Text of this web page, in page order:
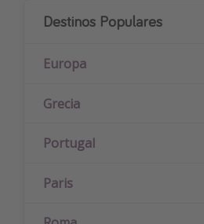
Destinos Populares
Europa
Grecia
Portugal
Paris